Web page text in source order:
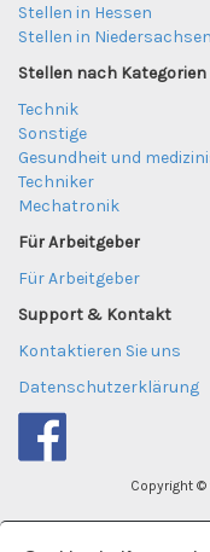
Stellen in Hessen
Stellen in Niedersachsen
Stellen nach Kategorien
Technik
Sonstige
Gesundheit und
Techniker
Mechatronik
Für Arbeitgeber
Für Arbeitgeber
Support & Kontakt
Kontaktieren Sie uns
Datenschutzerklärung
Copyright